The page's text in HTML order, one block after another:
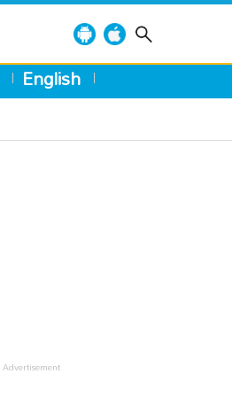
English